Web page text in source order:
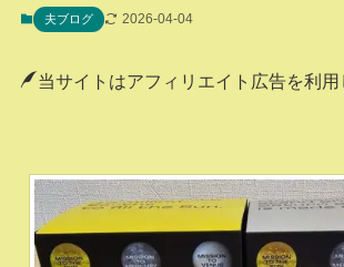
夫ブログ 2026-04-04
当サイトはアフィリエイト広告を利用